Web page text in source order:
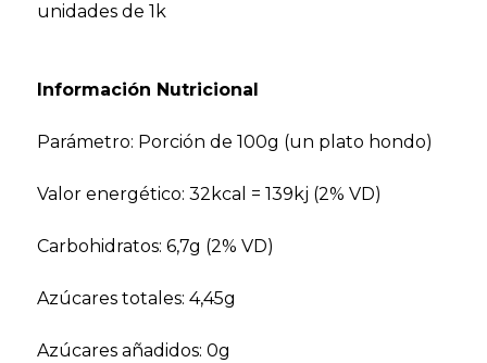
unidades de 1k
Información Nutricional
Parámetro: Porción de 100g (un plato hondo)
Valor energético: 32kcal = 139kj (2% VD)
Carbohidratos: 6,7g (2% VD)
Azúcares totales: 4,45g
Azúcares añadidos: 0g